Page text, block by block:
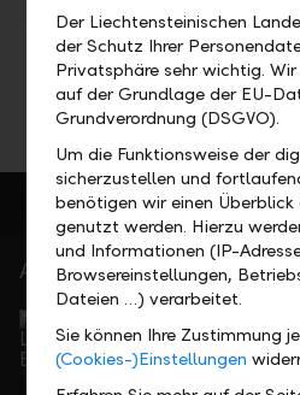
Share
At your service
Service Direct
Can be reached by phone,
5.30 p. m.
Der Liechtensteinischen
der Schutz Ihrer
Privatsphäre sehr wichtig.
auf der Grundlage der EU-
Grundverordnung (DSGVO).
Um die Funktionsweise der
sicherzustellen und
benötigen wir einen Überblick
genutzt werden. Hierzu
und Informationen (IP-
Browsereinstellungen,
Dateien …) verarbeitet.
Sie können Ihre Zustimmung
(Cookies-)Einstellungen